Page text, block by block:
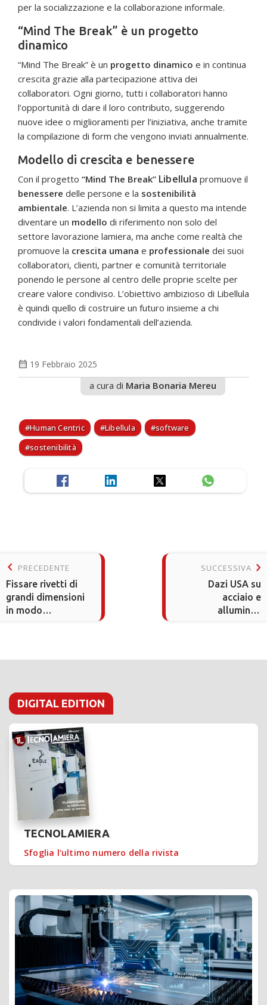
per la socializzazione e la collaborazione informale.
“Mind The Break” è un progetto
dinamico
“Mind The Break” è un progetto dinamico e in continua
crescita grazie alla partecipazione attiva dei
collaboratori. Ogni giorno, tutti i collaboratori hanno
l’opportunità di dare il loro contributo, suggerendo
nuove idee o miglioramenti per l’iniziativa, anche tramite
la compilazione di form che vengono inviati annualmente.
Modello di crescita e benessere
Con il progetto “Mind The Break” Libellula promuove il
benessere delle persone e la sostenibilità
ambientale. L’azienda non si limita a questo ma intende
diventare un modello di riferimento non solo del
settore lavorazione lamiera, ma anche come realtà che
promuove la crescita umana e professionale dei suoi
collaboratori, clienti, partner e comunità territoriale
ponendo le persone al centro delle proprie scelte per
creare valore condiviso. L’obiettivo ambizioso di Libellula
è quindi quello di costruire un futuro insieme a chi
condivide i valori fondamentali dell’azienda.
calendar_month 19 Febbraio 2025
a cura di Maria Bonaria Mereu
Human Centric Libellula
software
sostenibilità
keyboard_arrow_left PRECEDENTE
Fissare rivetti di
grandi dimensioni
in modo
SUCCESSIVA keyboard_arrow_right
Dazi USA su
acciaio e
alluminio:
DIGITAL EDITION
TECNOLAMIERA
Sfoglia l'ultimo numero della rivista